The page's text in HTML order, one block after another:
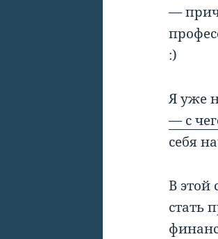
—
:)
Я уже
— с
себя
В этой
стать